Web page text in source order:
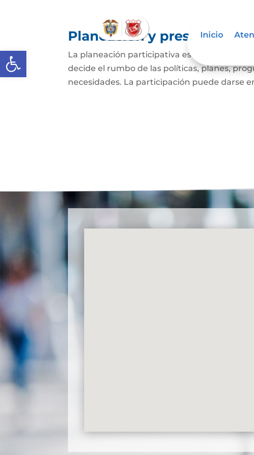
Abrir barra de herramientas
Inicio
Planeación y
La planeación participativa es entendida
decide el rumbo de las políticas, planes,
necesidades. La participación puede darse